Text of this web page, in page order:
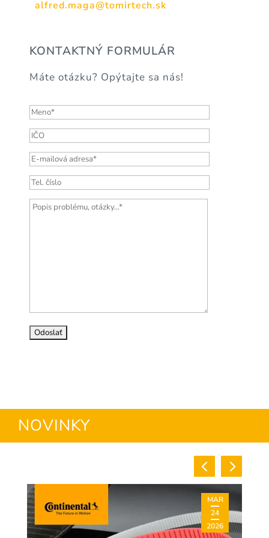
alfred.maga@tomirtech.sk
KONTAKTNÝ FORMULÁR
Máte otázku? Opýtajte sa nás!
NOVINKY
24
2026